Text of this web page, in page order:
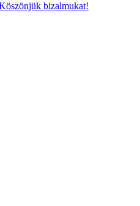
bizalmukat!